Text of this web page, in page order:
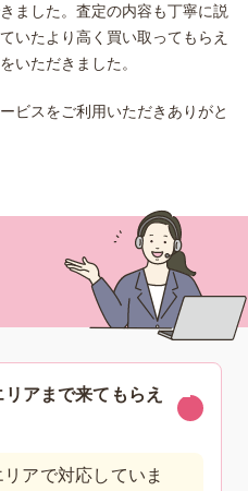
ました。査定の内容も丁寧に説
いたより高く買い取ってもらえ
いただきました。
ビスをご利用いただきありがと
アまで来てもらえ
アで対応していま